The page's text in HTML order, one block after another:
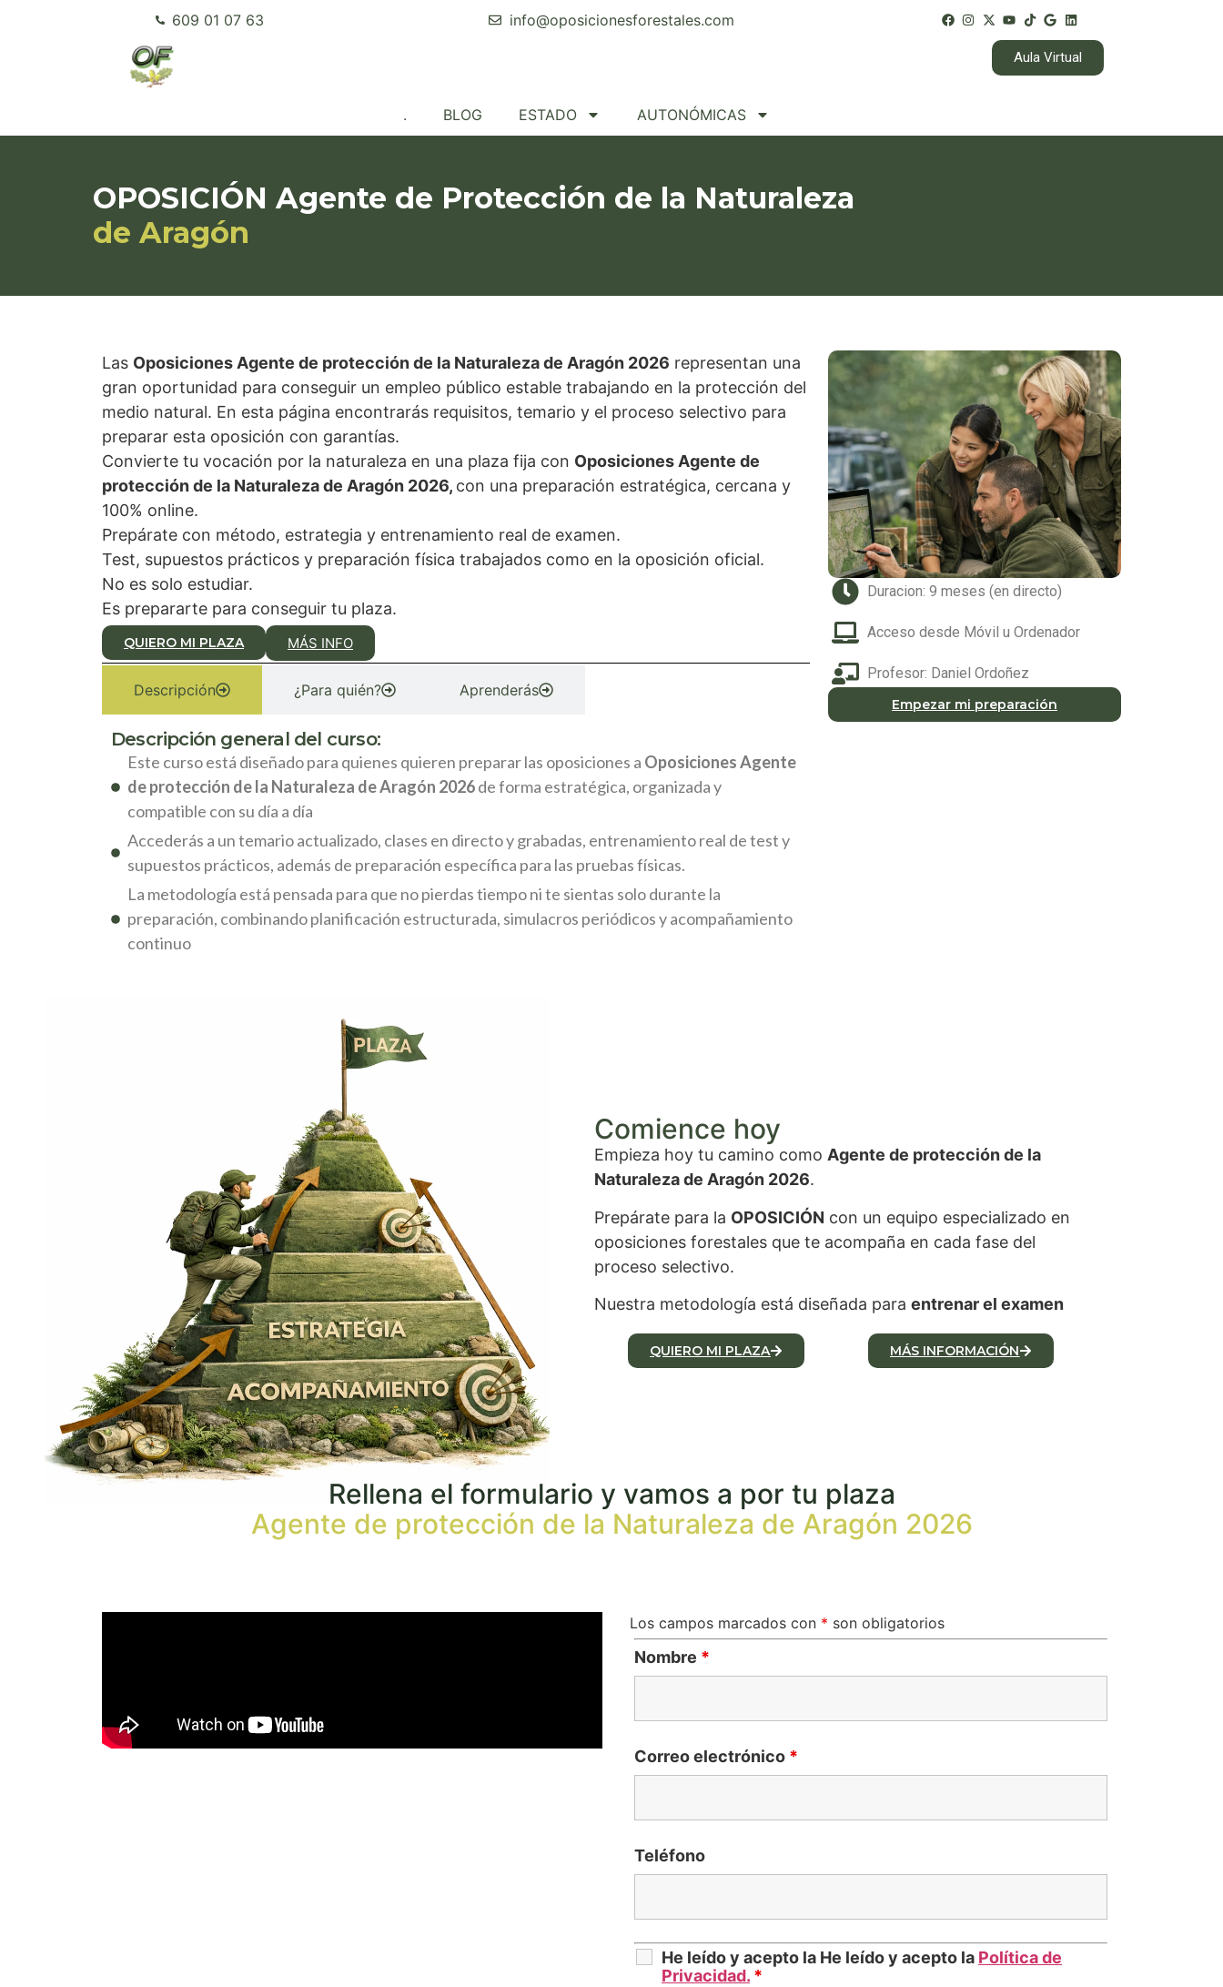
609 01 07 63 info@oposicionesforestales.com
Aula Virtual
. BLOG ESTADO AUTONÓMICAS
OPOSICIÓN Agente de Protección de la Naturaleza
de Aragón
Las Oposiciones Agente de protección de la Naturaleza de Aragón 2026 representan una
gran oportunidad para conseguir un empleo público estable trabajando en la protección del
medio natural. En esta página encontrarás requisitos, temario y el proceso selectivo para
preparar esta oposición con garantías.
Convierte tu vocación por la naturaleza en una plaza fija con Oposiciones Agente de
protección de la Naturaleza de Aragón 2026, con una preparación estratégica, cercana y
100% online.
Prepárate con método, estrategia y entrenamiento real de examen.
Test, supuestos prácticos y preparación física trabajados como en la oposición oficial.
No es solo estudiar.
Es prepararte para conseguir tu plaza.
QUIERO MI PLAZA MÁS INFO
Descripción ¿Para quién? Aprenderás
Descripción general del curso:
Este curso está diseñado para quienes quieren preparar las oposiciones a Oposiciones Agente
de protección de la Naturaleza de Aragón 2026de forma estratégica, organizada y
compatible con su día a día
Accederás a un temario actualizado, clases en directo y grabadas, entrenamiento real de test y
supuestos prácticos, además de preparación específica para las pruebas físicas.
La metodología está pensada para que no pierdas tiempo ni te sientas solo durante la
preparación, combinando planificación estructurada, simulacros periódicos y acompañamiento
continuo
Duracion: 9 meses (en directo)
Acceso desde Móvil u Ordenador
Profesor: Daniel Ordoñez
Empezar mi preparación
Comience hoy
Empieza hoy tu camino como Agente de protección de la
Naturaleza de Aragón 2026.
Prepárate para la OPOSICIÓN con un equipo especializado en
oposiciones forestales que te acompaña en cada fase del
proceso selectivo.
Nuestra metodología está diseñada paraentrenar el examen
QUIERO MI PLAZA MÁS INFORMACIÓN
Rellena el formulario y vamos a por tu plaza
Agente de protección de la Naturaleza de Aragón 2026
Los campos marcados con * son obligatorios
Nombre *
Correo electrónico *
Teléfono
He leído y acepto la He leído y acepto la Política de
Privacidad. *